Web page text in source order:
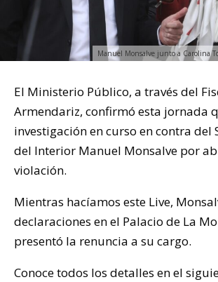
Manuel Monsalve junto a Carolina
El Ministerio Público, a través del
Armendariz, confirmó esta jornada
investigación en curso en contra del
del Interior Manuel Monsalve por
violación.
Mientras hacíamos este Live,
declaraciones en el Palacio de La
presentó la renuncia a su cargo.
Conoce todos los detalles en el